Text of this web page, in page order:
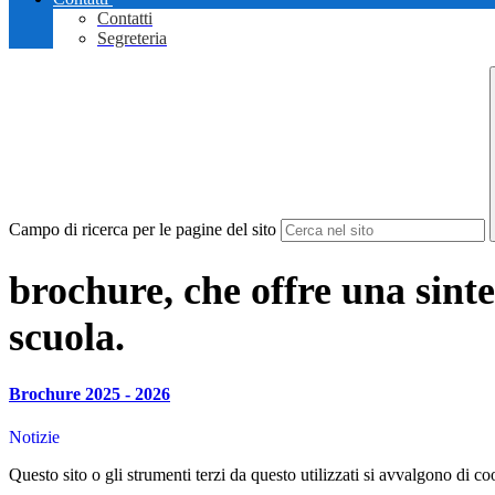
Contatti
Segreteria
Campo di ricerca per le pagine del sito
brochure, che offre una
scuola.
Brochure 2025 - 2026
Notizie
Questo sito o gli strumenti terzi da questo utilizzati si avvalgono di